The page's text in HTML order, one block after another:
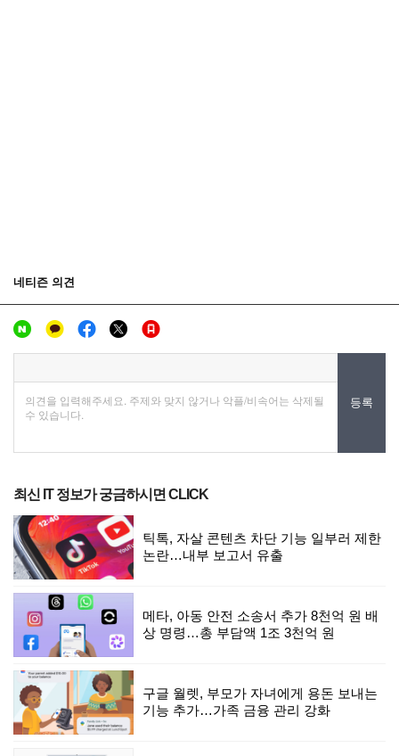
최신 IT 정보가 궁금하시면 CLICK
틱톡, 자살 콘텐츠 차단 기능 일부러 제한
논란…내부 보고서 유출
메타, 아동 안전 소송서 추가 8천억 원 배
상 명령…총 부담액 1조 3천억 원
구글 월렛, 부모가 자녀에게 용돈 보내는
기능 추가…가족 금융 관리 강화